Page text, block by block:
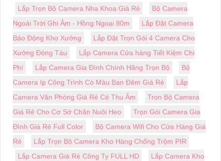
Lắp Trọn Bộ Camera Nha Khoa Giá Rẻ
Bộ Camera
Ngoài Trời Ghi Âm - Hồng Ngoại 80m
Lắp Đặt Camera
Báo Động Kho Xưởng
Lắp Đặt Trọn Gói 4 Camera Cho
Xưởng Đóng Tàu
Lắp Camera Cửa hàng Tiết Kiệm Chi
Phí
Lắp Camera Gia Đình Chính Hãng Trọn Bộ
Bộ
Camera Ip Công Trình Có Màu Ban Đêm Giá Rẻ
Lắp
Camera Văn Phòng Giá Rẻ Có Thu Âm
Trọn Bộ Camera
Giá Rẻ Cho Cơ Sở Chăn Nuôi Heo
Trọn Gói Camera Gia
Đình Giá Rẻ Full Color
Bộ Camera Wifi Cho Cửa Hàng Giá
Rẻ
Lắp Trọn Bộ Camera Kho Hàng Chống Trộm PIR
Lắp Camera Giá Rẻ Công Ty FULL HD
Lắp Camera Kho